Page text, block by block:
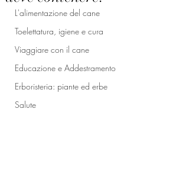
L'alimentazione del cane
Toelettatura, igiene e cura
Viaggiare con il cane
Educazione e Addestramento
Erboristeria: piante ed erbe
Salute